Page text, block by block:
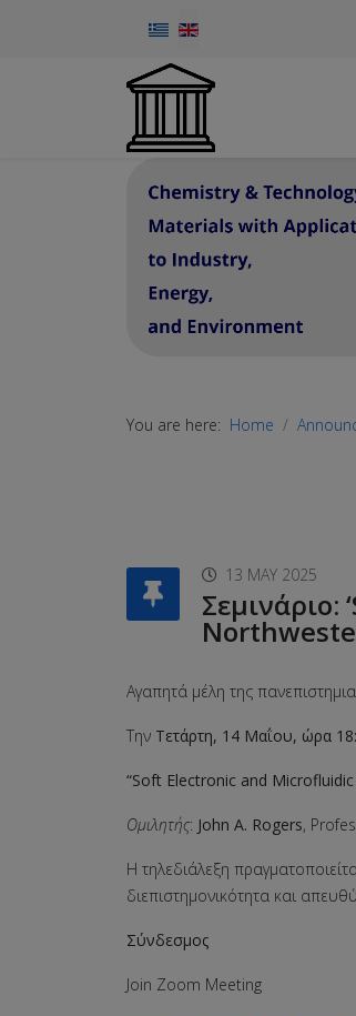
Select your language
You are here: Home
13 MAY 2025
Αγαπητά μέλη της
Την Τετάρτη, 14 Μαΐου, ώρα
“Soft Electronic and
Oμιλητής: John A. Rogers,
Η τηλεδιάλεξη
διεπιστημονικότητα και
Σύνδεσμος
Join Zoom Meeting